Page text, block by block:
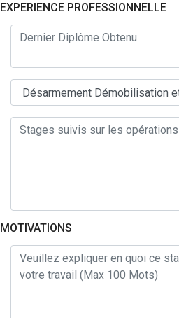
EXPERIENCE PROFESSIONNELLE
MOTIVATIONS